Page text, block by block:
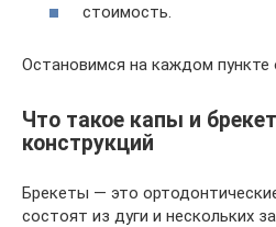
стоимость.
Остановимся на каждом пункте
Что такое капы и
конструкций
Брекеты — это
состоят из дуги и нескольких